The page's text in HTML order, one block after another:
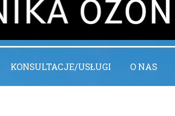
KONSULTACJE/USŁUGI O NAS